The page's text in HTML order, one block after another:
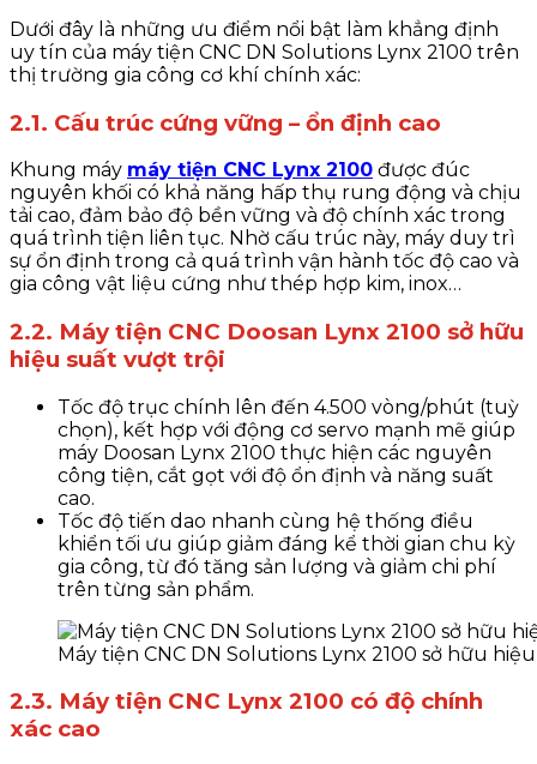
Dưới đây là những ưu điểm nổi bật làm khẳng định
uy tín của máy tiện CNC DN Solutions Lynx 2100 trên
thị trường gia công cơ khí chính xác:
2.1. Cấu trúc cứng vững – ổn định cao
Khung máy máy tiện CNC Lynx 2100 được đúc
nguyên khối có khả năng hấp thụ rung động và chịu
tải cao, đảm bảo độ bền vững và độ chính xác trong
quá trình tiện liên tục. Nhờ cấu trúc này, máy duy trì
sự ổn định trong cả quá trình vận hành tốc độ cao và
gia công vật liệu cứng như thép hợp kim, inox…
2.2. Máy tiện CNC Doosan Lynx 2100 sở hữu
hiệu suất vượt trội
Tốc độ trục chính lên đến 4.500 vòng/phút (tuỳ
chọn), kết hợp với động cơ servo mạnh mẽ giúp
máy Doosan Lynx 2100 thực hiện các nguyên
công tiện, cắt gọt với độ ổn định và năng suất
cao.
Tốc độ tiến dao nhanh cùng hệ thống điều
khiển tối ưu giúp giảm đáng kể thời gian chu kỳ
gia công, từ đó tăng sản lượng và giảm chi phí
trên từng sản phẩm.
Máy tiện CNC DN Solutions Lynx 2100 sở hữu
2.3. Máy tiện CNC Lynx 2100 có độ chính
xác cao